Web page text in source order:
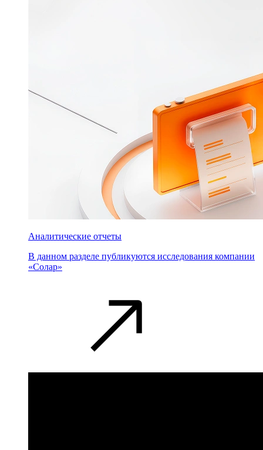
Аналитические отчеты
В данном разделе публикуются исследования компании
«Солар»